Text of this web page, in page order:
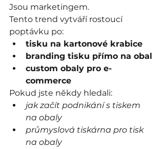
Jsou marketingem.
Tento trend vytváří rostoucí
poptávku po:
tisku na kartonové krabice
branding tisku přímo na obal
custom obaly pro e-
commerce
Pokud jste někdy hledali:
jak začít podnikání s tiskem
na obaly
průmyslová tiskárna pro tisk
na obaly